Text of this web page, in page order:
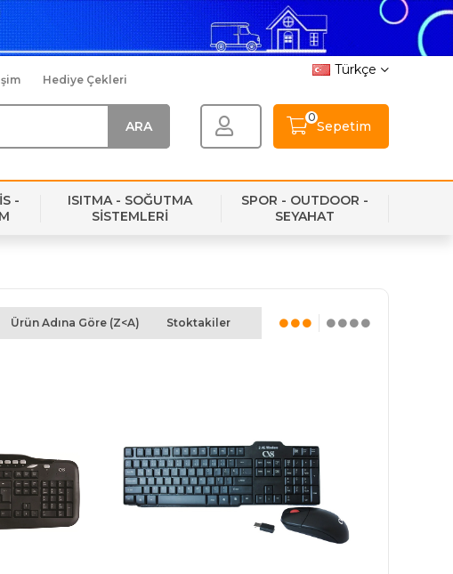
Türkçe
Sepetim
0
Hediye Çekleri
-
ISITMA - SOĞUTMA
SİSTEMLERİ
SPOR - OUTDOOR -
SEYAHAT
Ürün Adına Göre (Z<A) Stoktakiler